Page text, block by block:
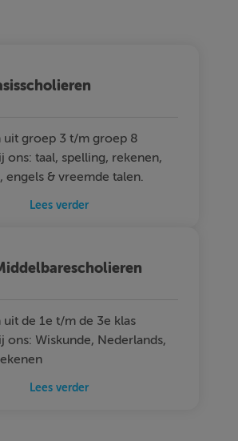
uit groep 3 t/m groep 8
ons: taal, spelling, rekenen,
engels & vreemde talen.
Lees verder
uit de 1e t/m de 3e klas
ons: Wiskunde, Nederlands,
Lees verder